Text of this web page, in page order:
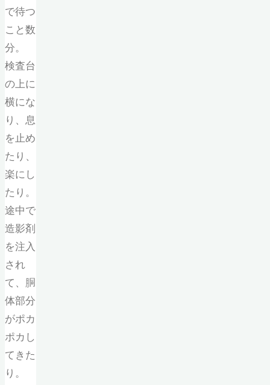
で待つ
こと数
分。
検査台
の上に
横にな
り、息
を止め
たり、
楽にし
たり。
途中で
造影剤
を注入
され
て、胴
体部分
がポカ
ポカし
てきた
り。